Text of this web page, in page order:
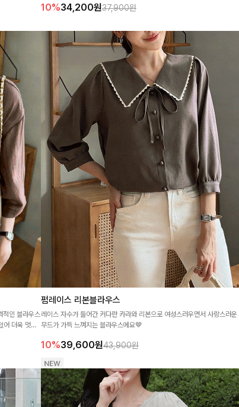
10%34,200원37,900원
적인 블라우스
어 더욱 멋스
펌레이스 리본블라우스
레이스 자수가 들어간 커다란 카라와 리본으로 여성스러우면서 사랑스러운
무드가 가득 느껴지는 블라우스에요🤎
10%39,600원43,900원